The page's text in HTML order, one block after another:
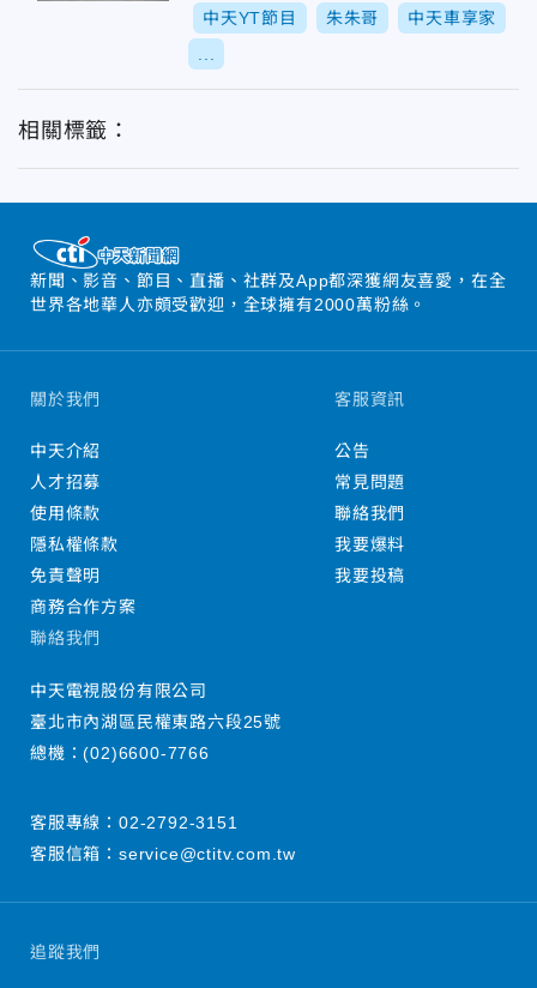
中天YT節目 朱朱哥 中天車享家
相關標籤：
新聞、影音、節目、直播、社群及App都深獲網友喜愛，在全
世界各地華人亦頗受歡迎，全球擁有2000萬粉絲。
追蹤我們
關於我們
中天介紹
人才招募
使用條款
隱私權條款
免責聲明
商務合作方案
客服資訊
公告
常見問題
聯絡我們
我要爆料
我要投稿
聯絡我們
中天電視股份有限公司
臺北市內湖區民權東路六段25號
總機：(02)6600-7766
客服專線： 02-2792-3151
客服信箱： service@ctitv.com.tw